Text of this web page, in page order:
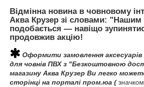
Відмінна новина в човновому
Аква Крузер зі словами: "Нашим
подобається — навіщо
продовжив акцію!
Оформити замовлення
для човнів ПВХ з "Безкоштовною
магазину Аква Крузер Ви легко
сторінці на порталі пром.юа (